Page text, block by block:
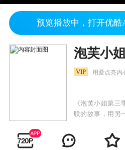
预览播放中，打开优酷
VIP 用爱点亮内
《泡芙小姐第
联的故事，用另
论生活令我们奔
的真爱是否能够